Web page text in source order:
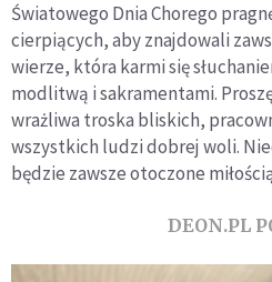
Światowego Dnia Chorego
cierpiących, aby znajdowali
wierze, która karmi się
modlitwą i sakramentami.
wrażliwa troska bliskich,
wszystkich ludzi dobrej woli.
będzie zawsze otoczone
DEON.PL